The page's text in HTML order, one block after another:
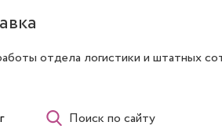
отдела логистики и штатных
Поиск по сайту